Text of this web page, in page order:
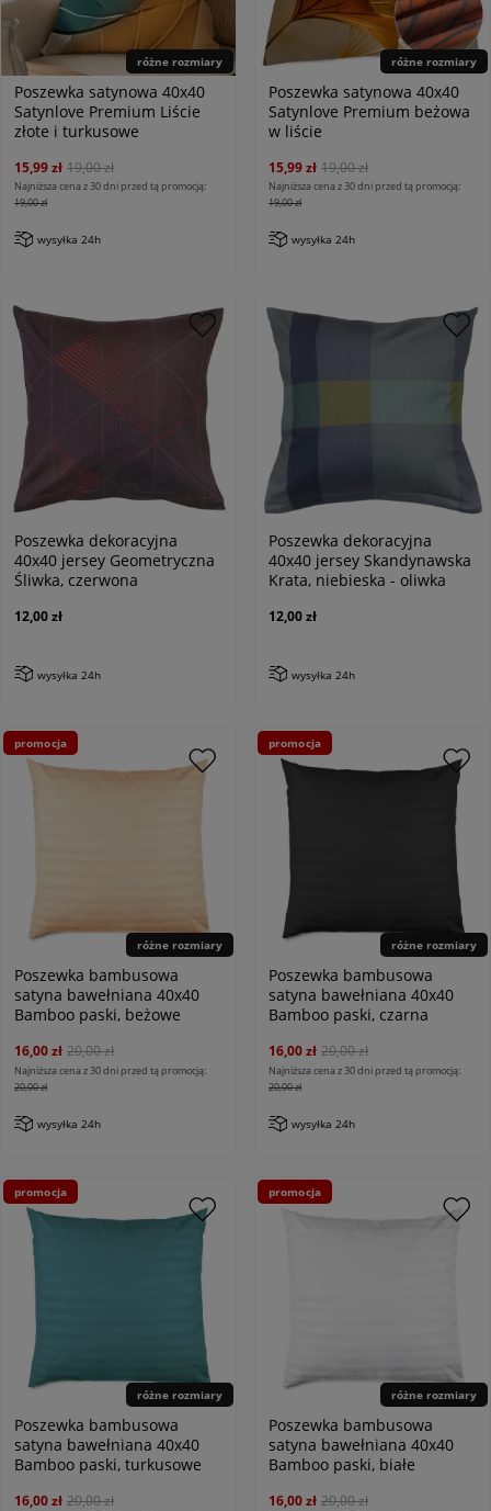
różne rozmiary
Poszewka satynowa 40x40
Satynlove Premium Liście
złote i turkusowe
15,99 zł 19,00 zł
Najniższa cena z 30 dni przed tą promocją:
19,00 zł
wysyłka 24h
różne rozmiary
Poszewka satynowa 40x40
Satynlove Premium beżowa
w liście
15,99 zł 19,00 zł
Najniższa cena z 30 dni przed tą promocją:
19,00 zł
wysyłka 24h
Poszewka dekoracyjna
40x40 jersey Geometryczna
Śliwka, czerwona
12,00 zł
wysyłka 24h
Poszewka dekoracyjna
40x40 jersey Skandynawska
Krata, niebieska - oliwka
12,00 zł
wysyłka 24h
różne rozmiary
Poszewka bambusowa
satyna bawełniana 40x40
Bamboo paski, beżowe
16,00 zł 20,00 zł
Najniższa cena z 30 dni przed tą promocją:
20,00 zł
wysyłka 24h
promocja
różne rozmiary
Poszewka bambusowa
satyna bawełniana 40x40
Bamboo paski, czarna
16,00 zł 20,00 zł
Najniższa cena z 30 dni przed tą promocją:
20,00 zł
wysyłka 24h
promocja
różne rozmiary
Poszewka bambusowa
satyna bawełniana 40x40
Bamboo paski, turkusowe
16,00 zł 20,00 zł
promocja
różne rozmiary
Poszewka bambusowa
satyna bawełniana 40x40
Bamboo paski, białe
16,00 zł 20,00 zł
promocja